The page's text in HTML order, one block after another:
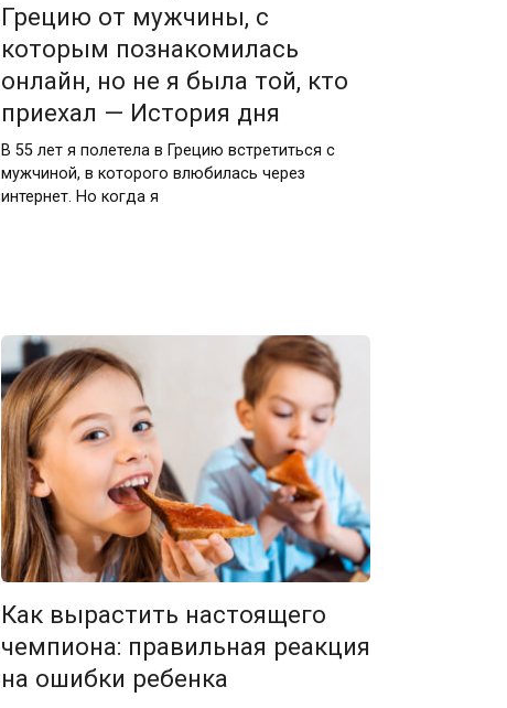
Грецию от мужчины, с
которым познакомилась
онлайн, но не я была той, кто
приехал — История дня
В 55 лет я полетела в Грецию встретиться с
мужчиной, в которого влюбилась через
интернет. Но когда я
Как вырастить настоящего
чемпиона: правильная реакция
на ошибки ребенка